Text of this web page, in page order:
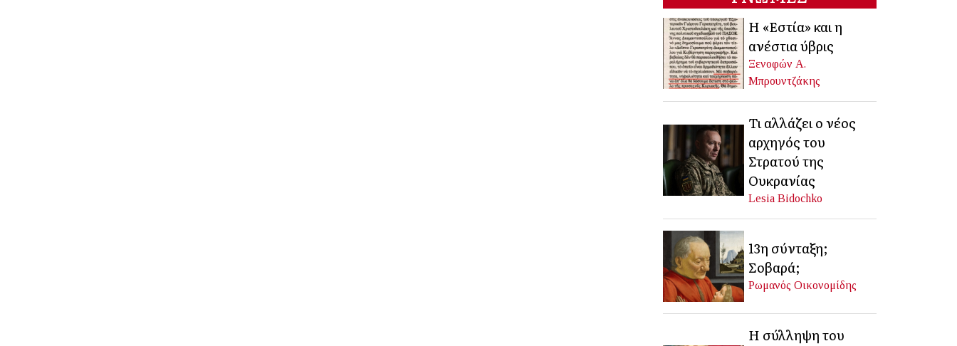
Η «Εστία» και η
ανέστια ύβρις
Ξενοφών Α.
Μπρουντζάκης
Τι αλλάζει ο νέος
αρχηγός του
Στρατού της
Ουκρανίας
Lesia Bidochko
13η σύνταξη;
Σοβαρά;
Ρωμανός Οικονομίδης
Η σύλληψη του